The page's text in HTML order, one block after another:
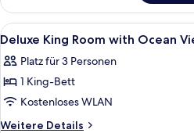
Zimmer,
2 Einzelbetten,
Meerblick
Plus)
Alle
Fotos
für
Deluxe
King
Room
5
Deluxe King Room with Ocean
Platz für 3 Personen
1 King-Bett
Kostenloses WLAN
Weitere Details
Weitere